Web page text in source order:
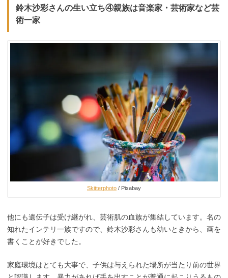
鈴木沙彩さんの生い立ち④親族は音楽家・芸術家など芸
術一家
Skitterphoto / Pixabay
他にも遺伝子は受け継がれ、芸術肌の血族が集結しています。名の
知れたインテリ一族ですので、鈴木沙彩さんも幼いときから、画を
書くことが好きでした。
家庭環境はとても大事で、子供は与えられた場所が当たり前の世界